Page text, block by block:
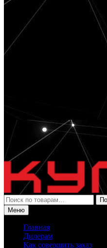
Искать:
Меню
Главная
Дилерам
Как совершить заказ